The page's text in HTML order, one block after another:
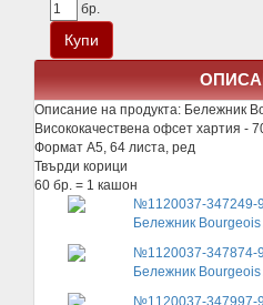
бр.
Описание на продукта: Бележник
Висококачествена офсет хартия -
Формат A5, 64 листа, ред
Твърди корици
60 бр. = 1 кашон
№1120037-347249-
Бележник
№1120037-347874-
Бележник
№1120037-347997-